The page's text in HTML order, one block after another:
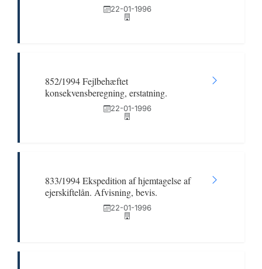
22-01-1996
852/1994 Fejlbehæftet
konsekvensberegning, erstatning.
22-01-1996
833/1994 Ekspedition af hjemtagelse af
ejerskiftelån. Afvisning, bevis.
22-01-1996